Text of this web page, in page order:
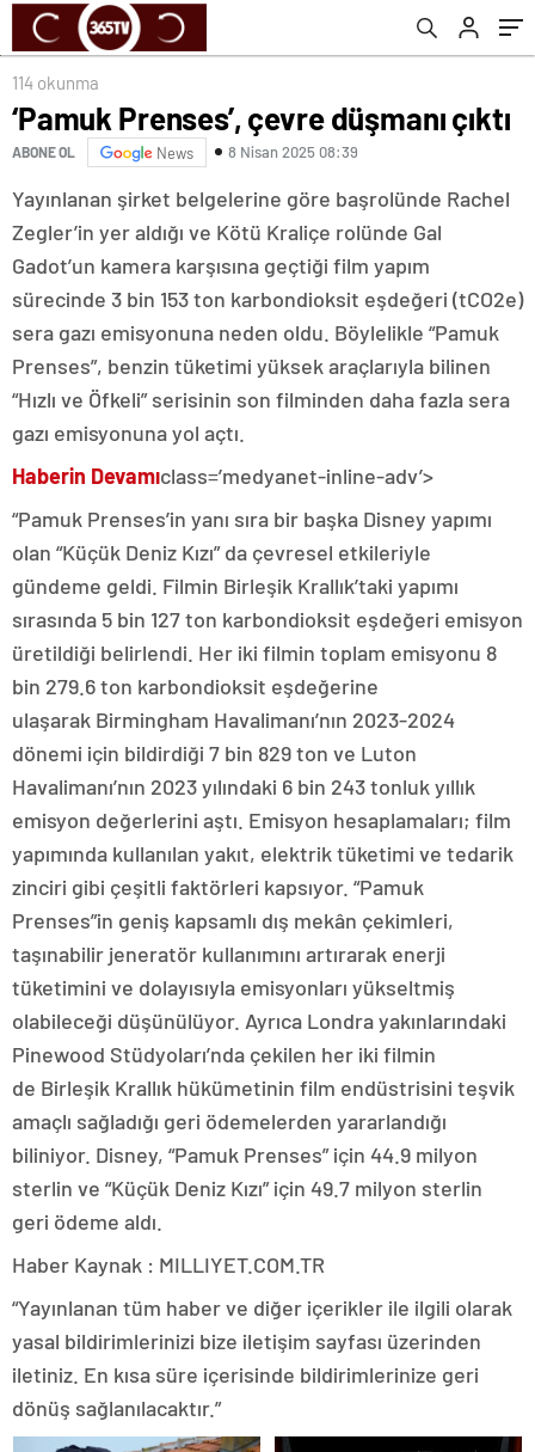
114 okunma
‘Pamuk Prenses’, çevre düşmanı çıktı
ABONE OL News 8 Nisan 2025 08:39
Yayınlanan şirket belgelerine göre başrolünde Rachel
Zegler’in yer aldığı ve Kötü Kraliçe rolünde Gal
Gadot’un kamera karşısına geçtiği film yapım
sürecinde 3 bin 153 ton karbondioksit eşdeğeri (tCO2e)
sera gazı emisyonuna neden oldu. Böylelikle “Pamuk
Prenses”, benzin tüketimi yüksek araçlarıyla bilinen
“Hızlı ve Öfkeli” serisinin son filminden daha fazla sera
gazı emisyonuna yol açtı.
Haberin Devamıclass=’medyanet-inline-adv’>
“Pamuk Prenses’in yanı sıra bir başka Disney yapımı
olan “Küçük Deniz Kızı” da çevresel etkileriyle
gündeme geldi. Filmin Birleşik Krallık’taki yapımı
sırasında 5 bin 127 ton karbondioksit eşdeğeri emisyon
üretildiği belirlendi. Her iki filmin toplam emisyonu 8
bin 279.6 ton karbondioksit eşdeğerine
ulaşarak Birmingham Havalimanı’nın 2023-2024
dönemi için bildirdiği 7 bin 829 ton ve Luton
Havalimanı’nın 2023 yılındaki 6 bin 243 tonluk yıllık
emisyon değerlerini aştı. Emisyon hesaplamaları; film
yapımında kullanılan yakıt, elektrik tüketimi ve tedarik
zinciri gibi çeşitli faktörleri kapsıyor. “Pamuk
Prenses”in geniş kapsamlı dış mekân çekimleri,
taşınabilir jeneratör kullanımını artırarak enerji
tüketimini ve dolayısıyla emisyonları yükseltmiş
olabileceği düşünülüyor. Ayrıca Londra yakınlarındaki
Pinewood Stüdyoları’nda çekilen her iki filmin
de Birleşik Krallık hükümetinin film endüstrisini teşvik
amaçlı sağladığı geri ödemelerden yararlandığı
biliniyor. Disney, “Pamuk Prenses” için 44.9 milyon
sterlin ve “Küçük Deniz Kızı” için 49.7 milyon sterlin
geri ödeme aldı.
Haber Kaynak : MILLIYET.COM.TR
“Yayınlanan tüm haber ve diğer içerikler ile ilgili olarak
yasal bildirimlerinizi bize iletişim sayfası üzerinden
iletiniz. En kısa süre içerisinde bildirimlerinize geri
dönüş sağlanılacaktır.”